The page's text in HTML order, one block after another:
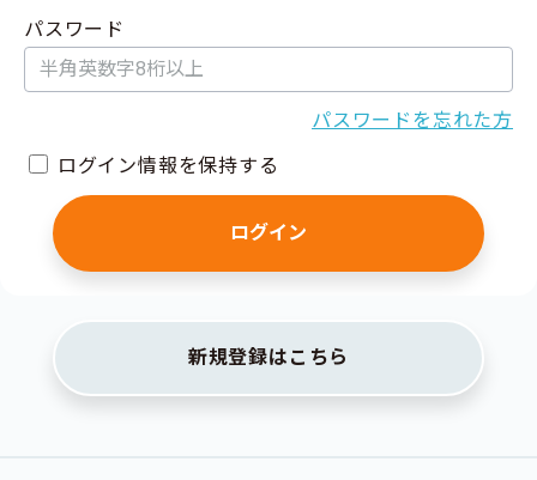
パスワード
パスワードを忘れた方
ログイン情報を保持する
新規登録はこちら